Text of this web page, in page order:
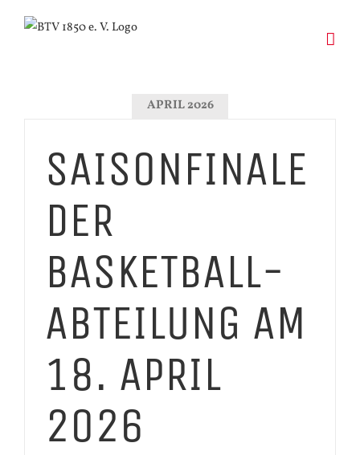
APRIL 2026
SAISONFINALE
DER
BASKETBALL-
ABTEILUNG AM
18. APRIL
2026